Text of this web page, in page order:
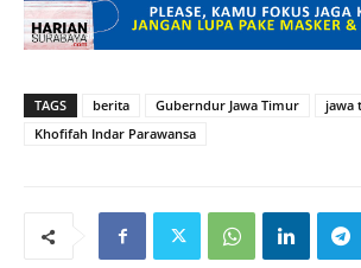
TAGS berita Guberndur Jawa Timur
jawa
Khofifah Indar Parawansa